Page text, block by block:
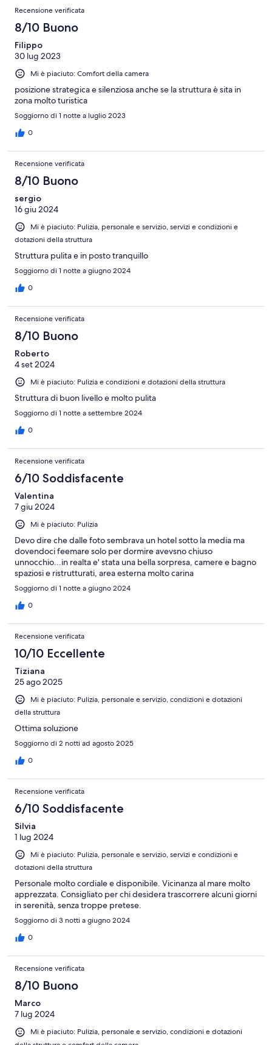
Recensione verificata
8/10 Buono
Filippo
30 lug 2023
Mi è piaciuto: Comfort della camera
posizione strategica e silenziosa anche se la struttura è sita in
zona molto turistica
Soggiorno di 1 notte a luglio 2023
0
Recensione verificata
8/10 Buono
sergio
16 giu 2024
Mi è piaciuto: Pulizia, personale e servizio, servizi e condizioni e
dotazioni della struttura
Struttura pulita e in posto tranquillo
Soggiorno di 1 notte a giugno 2024
0
Recensione verificata
8/10 Buono
Roberto
4 set 2024
Mi è piaciuto: Pulizia e condizioni e dotazioni della struttura
Struttura di buon livello e molto pulita
Soggiorno di 1 notte a settembre 2024
0
Recensione verificata
6/10 Soddisfacente
Valentina
7 giu 2024
Mi è piaciuto: Pulizia
Devo dire che dalle foto sembrava un hotel sotto la media ma
dovendoci feemare solo per dormire avevsno chiuso
unnocchio...in realta e' stata una bella sorpresa, camere e bagno
spaziosi e ristrutturati, area esterna molto carina
Soggiorno di 1 notte a giugno 2024
0
Recensione verificata
10/10 Eccellente
Tiziana
25 ago 2025
Mi è piaciuto: Pulizia, personale e servizio, condizioni e dotazioni
della struttura
Ottima soluzione
Soggiorno di 2 notti ad agosto 2025
0
Recensione verificata
6/10 Soddisfacente
Silvia
1 lug 2024
Mi è piaciuto: Pulizia, personale e servizio, servizi e condizioni e
dotazioni della struttura
Personale molto cordiale e disponibile. Vicinanza al mare molto
apprezzata. Consigliato per chi desidera trascorrere alcuni giorni
in serenità, senza troppe pretese.
Soggiorno di 3 notti a giugno 2024
0
Recensione verificata
8/10 Buono
Marco
7 lug 2024
Mi è piaciuto: Pulizia, personale e servizio, condizioni e dotazioni